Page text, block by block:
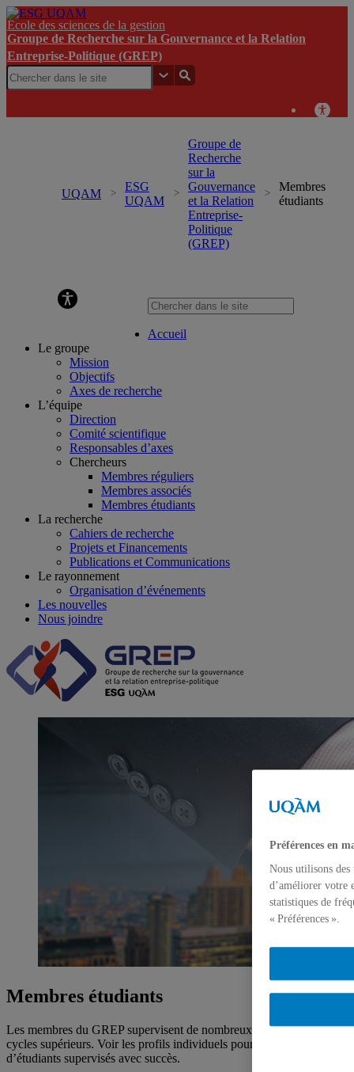
École des sciences de la gestion
Groupe de Recherche sur la Gouvernance et la Relation
Entreprise-Politique (GREP)
UQAM
ESG
UQAM
Groupe de
Recherche
sur la
Gouvernance
et la Relation
Entreprise-
Politique
(GREP)
Membres
étudiants
Accueil
Le groupe
Mission
Objectifs
Axes de recherche
L’équipe
Direction
Comité scientifique
Responsables d’axes
Chercheurs
Membres réguliers
Membres associés
Membres étudiants
La recherche
Cahiers de recherche
Projets et Financements
Publications et Communications
Le rayonnement
Organisation d’événements
Les nouvelles
Nous joindre
Membres étudiants
Les membres du GREP supervisent de nombreux étudiants aux
cycles supérieurs. Voir les profils individuels pour la liste complète
d’étudiants supervisés avec succès.
Préférences en
Nous utilisons
d’améliorer votre
statistiques de
« Préférences ».